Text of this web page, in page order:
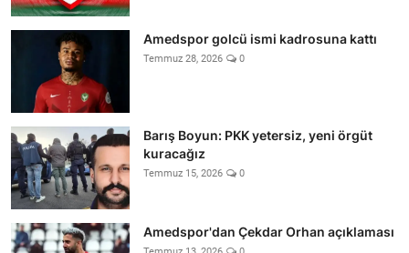
Amedspor golcü ismi kadrosuna kattı
Temmuz 28, 2026 0
Barış Boyun: PKK yetersiz, yeni örgüt
kuracağız
Temmuz 15, 2026 0
Amedspor'dan Çekdar Orhan açıklaması